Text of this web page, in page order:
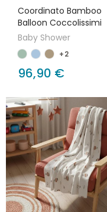
Coordinato Bamboo
Balloon Coccolissimi
Baby Shower
+2
96,90 €